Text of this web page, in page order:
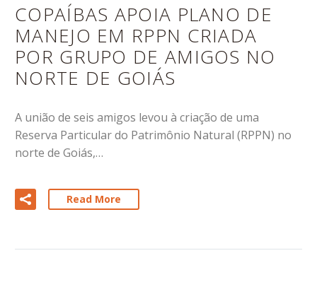
COPAÍBAS APOIA PLANO DE
MANEJO EM RPPN CRIADA
POR GRUPO DE AMIGOS NO
NORTE DE GOIÁS
A união de seis amigos levou à criação de uma
Reserva Particular do Patrimônio Natural (RPPN) no
norte de Goiás,…
Read More